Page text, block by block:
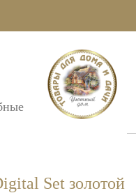
Set золотой